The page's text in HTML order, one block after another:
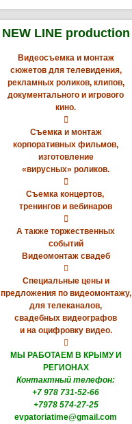
NEW LINE production
Видеосъемка и монтаж
сюжетов для телевидения,
рекламных роликов, клипов,
документального и игрового
кино.

Съемка и монтаж
корпоративных фильмов,
изготовление
«вирусных» роликов.

Съемка концертов,
тренингов и вебинаров

А также торжественных
событий
Видеомонтаж свадеб

Специальные цены и
предложения по видеомонтажу,
для телеканалов,
свадебных видеографов
и на оцифровку видео.

МЫ РАБОТАЕМ В КРЫМУ И
РЕГИОНАХ
Контактный телефон:
+7 978 731-52-66
+7978 574-27-25
evpatoriatime@gmail.com